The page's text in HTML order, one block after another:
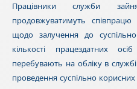
Працівники служби
продовжуватимуть
щодо залучення до
кількості працездатних
перебувають на обліку в службі
проведення суспільно